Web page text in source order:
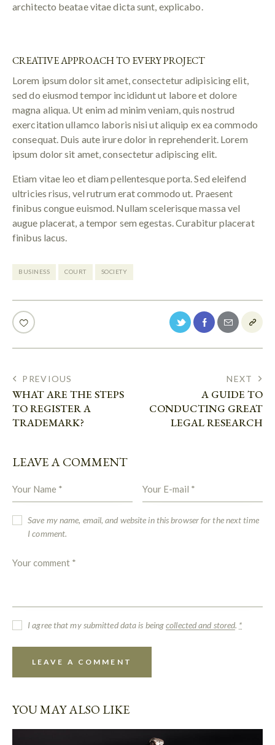
architecto beatae vitae dicta sunt, explicabo.
CREATIVE APPROACH TO EVERY PROJECT
Lorem ipsum dolor sit amet, consectetur adipisicing elit,
sed do eiusmod tempor incididunt ut labore et dolore
magna aliqua. Ut enim ad minim veniam, quis nostrud
exercitation ullamco laboris nisi ut aliquip ex ea commodo
consequat. Duis aute irure dolor in reprehenderit. Lorem
ipsum dolor sit amet, consectetur adipiscing elit.
Etiam vitae leo et diam pellentesque porta. Sed eleifend
ultricies risus, vel rutrum erat commodo ut. Praesent
finibus congue euismod. Nullam scelerisque massa vel
augue placerat, a tempor sem egestas. Curabitur placerat
finibus lacus.
BUSINESS COURT SOCIETY
PREVIOUS
WHAT ARE THE STEPS
TO REGISTER A
TRADEMARK?
NEXT
A GUIDE TO
CONDUCTING GREAT
LEGAL RESEARCH
LEAVE A COMMENT
Save my name, email, and website in this browser for the next time
I comment.
I agree that my submitted data is beingcollected and stored. *
YOU MAY ALSO LIKE